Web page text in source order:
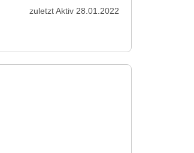
zuletzt Aktiv 28.01.2022